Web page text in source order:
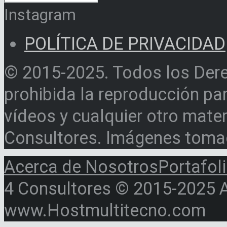
Instagram
POLÍTICA DE PRIVACIDAD
© 2015-2025. Todos los
prohibida la reproducción
vídeos y cualquier otro
Consultores. Imágenes
Acerca de Nosotros
4 Consultores © 2015-2025
www.Hostmultitecno.com